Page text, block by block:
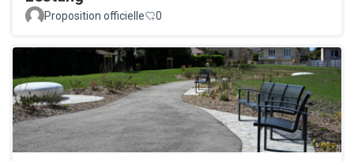
Proposition officielle 0